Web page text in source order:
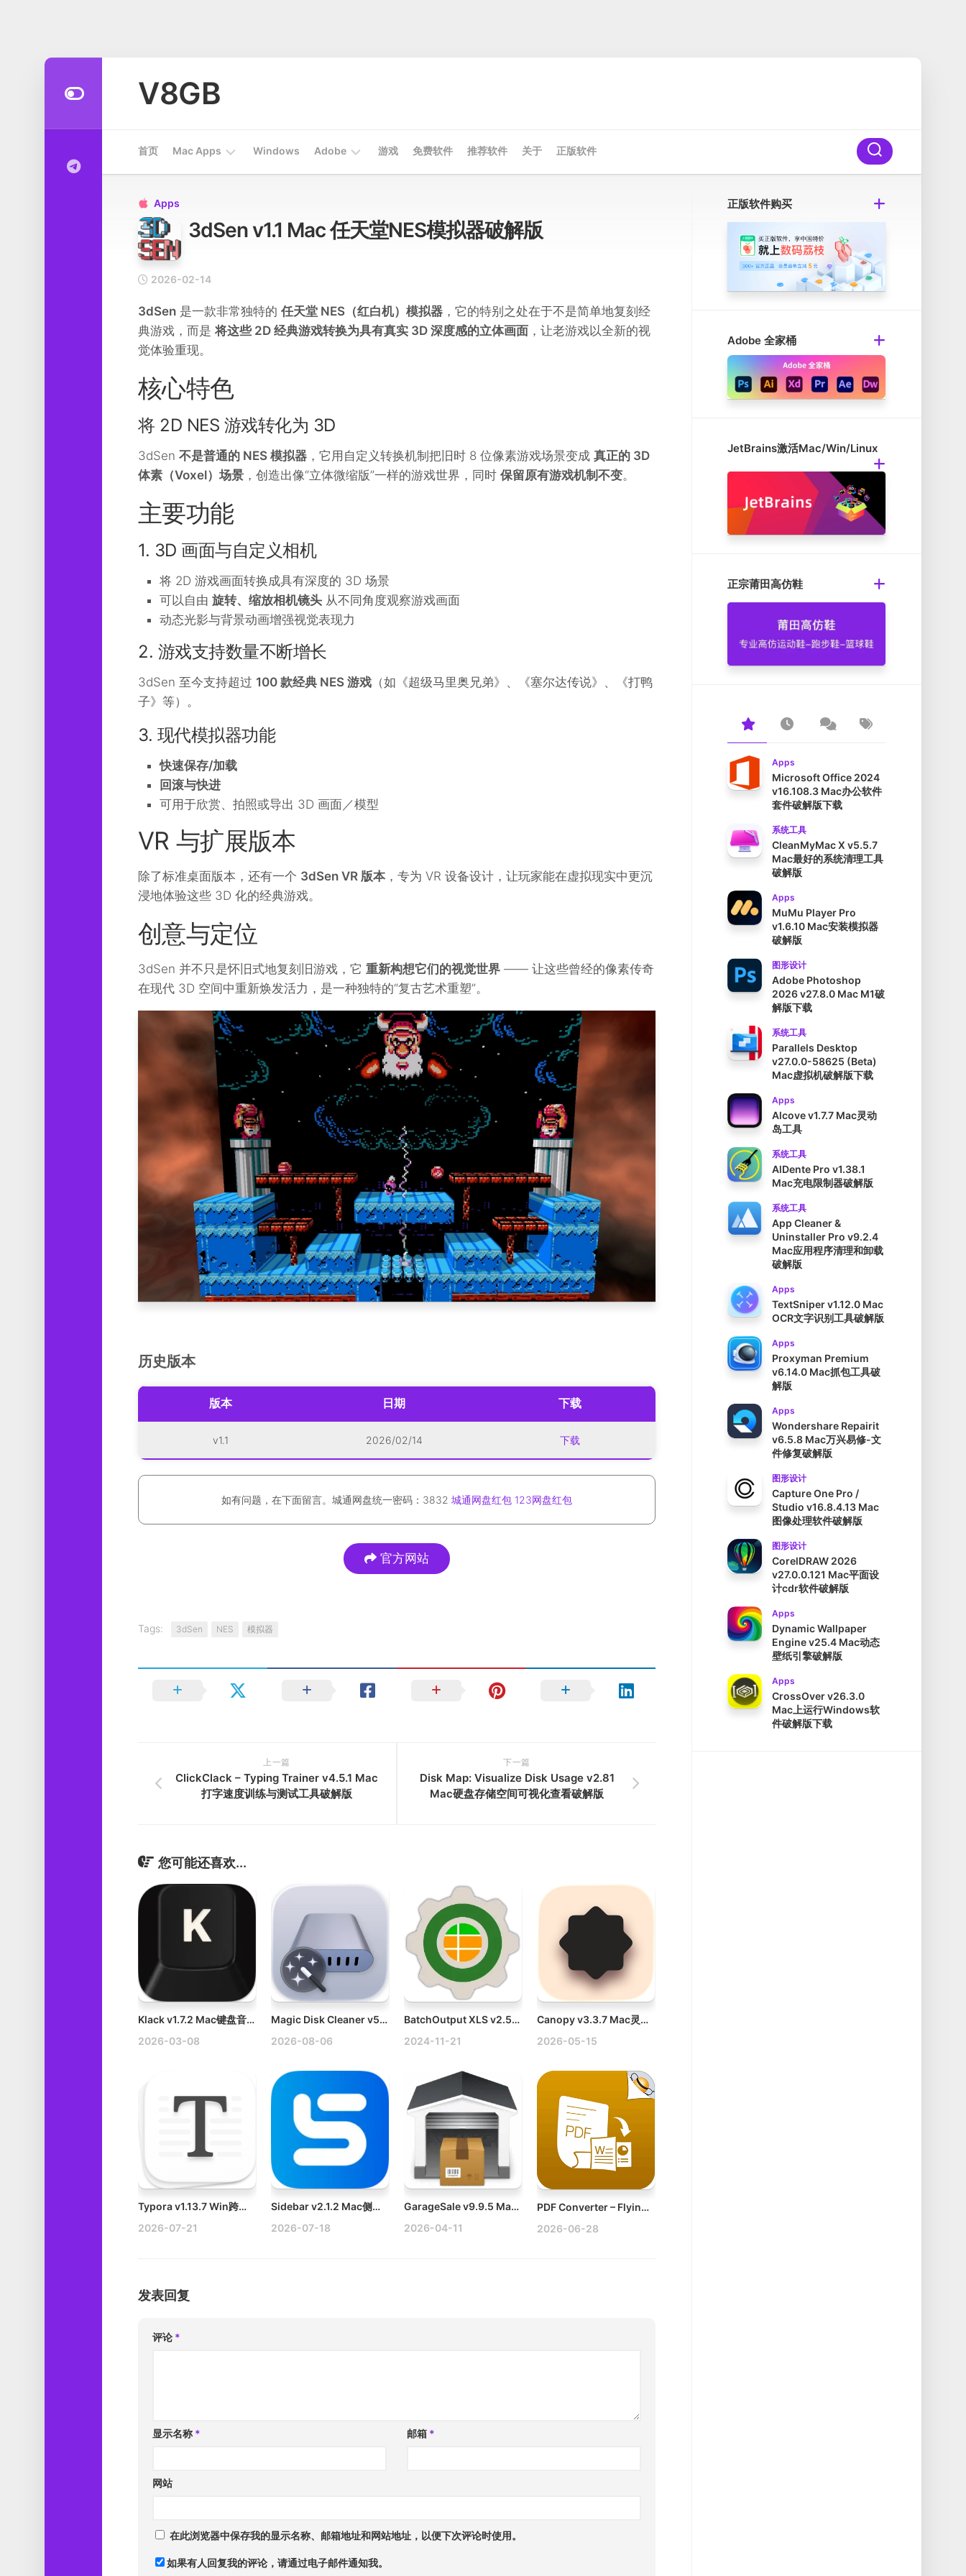
V8GB
首页 Mac Apps
开
统
工
具
形
设
计
体
软
娱
Windows Adobe
Win
游戏 免费软件 推荐软件 关于 正版软件
 Apps
3dSen v1.1 Mac 任天堂NES模拟器破解版
2026-02-14
3dSen 是一款非常独特的 任天堂 NES（红白机）模拟器 ，它的特别之处在于不是简单地复刻经
典游戏，而是 将这些 2D 经典游戏转换为具有真实 3D 深度感的立体画面 ，让老游戏以全新的视
觉体验重现。
核心特色
将 2D NES 游戏转化为 3D
3dSen 不是普通的 NES 模拟器 ，它用自定义转换机制把旧时 8 位像素游戏场景变成 真正的 3D
体素（Voxel）场景 ，创造出像“立体微缩版”一样的游戏世界，同时 保留原有游戏机制不变。
主要功能
1. 3D 画面与自定义相机
将 2D 游戏画面转换成具有深度的 3D 场景
可以自由 旋转、缩放相机镜头 从不同角度观察游戏画面
动态光影与背景动画增强视觉表现力
2. 游戏支持数量不断增长
3dSen 至今支持超过 100 款经典 NES 游戏 （如《超级马里奥兄弟》、《塞尔达传说》、《打鸭
子》等）。
3. 现代模拟器功能
快速保存/加载
回滚与快进
可用于欣赏、拍照或导出 3D 画面／模型
VR 与扩展版本
除了标准桌面版本，还有一个 3dSen VR 版本，专为 VR 设备设计，让玩家能在虚拟现实中更沉
浸地体验这些 3D 化的经典游戏。
创意与定位
3dSen 并不只是怀旧式地复刻旧游戏，它 重新构想它们的视觉世界 —— 让这些曾经的像素传奇
在现代 3D 空间中重新焕发活力，是一种独特的“复古艺术重塑”。
历史版本
版本 日期 下载
v1.1 2026/02/14 下载
如有问题，在下面留言。城通网盘统一密码：3832 城通网盘红包 123网盘红包
官方网站
Tags: 3dSen NES 模拟器
下一篇
Disk Map: Visualize Disk Usage v2.81
Mac硬盘存储空间可视化查看破解版
上一篇
ClickClack – Typing Trainer v4.5.1 Mac
打字速度训练与测试工具破解版
您可能还喜欢...
Klack v1.7.2 Mac键盘音效破解版
2026-03-08
Magic Disk Cleaner v5.2.0 Mac磁盘垃圾清理工具破解版
2026-08-06
BatchOutput XLS v2.5.20 Mac打印和XLS文件管理软件破解版
2024-11-21
Canopy v3.3.7 Mac灵动岛增强工具破解版
2026-05-15
Typora v1.13.7 Win跨平台Markdown编辑器破解版下载
2026-07-21
Sidebar v2.1.2 Mac侧边栏笔记管理破解版
2026-07-18
GarageSale v9.9.5 Mac eBay客户端下载
2026-04-11
PDF Converter – Flyingbee v10.2.4 Mac飞蜂PDF转换器破解版
2026-06-28
发表回复
评论 *
显示名称 * 邮箱 *
网站
在此浏览器中保存我的显示名称、邮箱地址和网站地址，以便下次评论时使用。
如果有人回复我的评论，请通过电子邮件通知我。
正版软件购买
Adobe 全家桶
JetBrains激活Mac/Win/Linux
正宗莆田高仿鞋
Apps
Microsoft Office 2024
v16.108.3 Mac办公软件
套件破解版下载
系统工具
CleanMyMac X v5.5.7
Mac最好的系统清理工具
破解版
Apps
MuMu Player Pro
v1.6.10 Mac安装模拟器
破解版
图形设计
Adobe Photoshop
2026 v27.8.0 Mac M1破
解版下载
系统工具
Parallels Desktop
v27.0.0-58625 (Beta)
Mac虚拟机破解版下载
Apps
Alcove v1.7.7 Mac灵动
岛工具
系统工具
AlDente Pro v1.38.1
Mac充电限制器破解版
系统工具
App Cleaner &
Uninstaller Pro v9.2.4
Mac应用程序清理和卸载
破解版
Apps
TextSniper v1.12.0 Mac
OCR文字识别工具破解版
Apps
Proxyman Premium
v6.14.0 Mac抓包工具破
解版
Apps
Wondershare Repairit
v6.5.8 Mac万兴易修-文
件修复破解版
图形设计
Capture One Pro /
Studio v16.8.4.13 Mac
图像处理软件破解版
图形设计
CorelDRAW 2026
v27.0.0.121 Mac平面设
计cdr软件破解版
Apps
Dynamic Wallpaper
Engine v25.4 Mac动态
壁纸引擎破解版
Apps
CrossOver v26.3.0
Mac上运行Windows软
件破解版下载